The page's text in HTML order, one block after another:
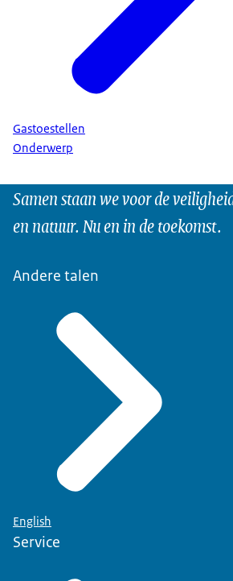
Gastoestellen
Onderwerp
Samen staan we voor de
en natuur. Nu en in de toekomst.
Andere talen
English
Service